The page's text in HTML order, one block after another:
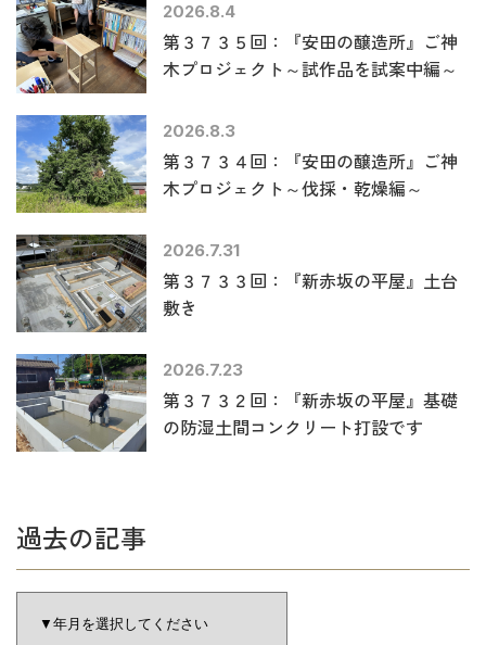
2026.8.4
第３７３５回：『安田の醸造所』ご神
木プロジェクト～試作品を試案中編～
2026.8.3
第３７３４回：『安田の醸造所』ご神
木プロジェクト～伐採・乾燥編～
2026.7.31
第３７３３回：『新赤坂の平屋』土台
敷き
2026.7.23
第３７３２回：『新赤坂の平屋』基礎
の防湿土間コンクリート打設です
過去の記事